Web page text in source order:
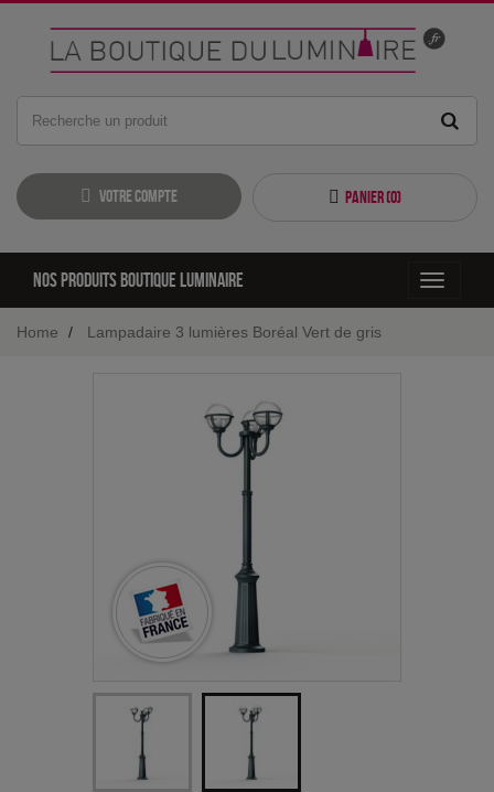
Votre compte Panier (0)
Toggle
Nos produits boutique luminaire
Home Lampadaire 3 lumières Boréal Vert de gris